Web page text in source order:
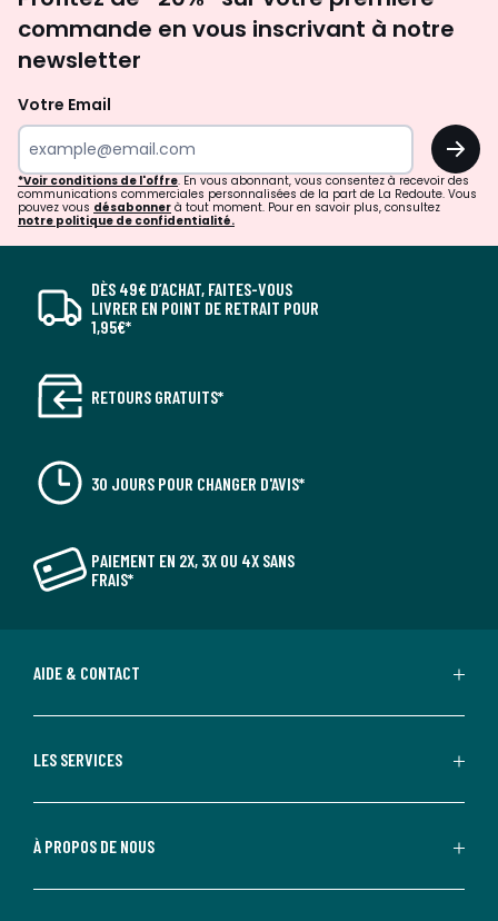
commande en vous inscrivant à notre
newsletter
Votre Email
OK
*Voir conditions de l'offre. En vous abonnant, vous consentez à recevoir des
communications commerciales personnalisées de la part de La Redoute. Vous
pouvez vous désabonner à tout moment. Pour en savoir plus, consultez
notre politique de confidentialité.
DÈS 49€ D’ACHAT, FAITES-VOUS
LIVRER EN POINT DE RETRAIT POUR
1,95€*
RETOURS GRATUITS*
30 JOURS POUR CHANGER D'AVIS*
PAIEMENT EN 2X, 3X OU 4X SANS
FRAIS*
AIDE & CONTACT
LES SERVICES
À PROPOS DE NOUS